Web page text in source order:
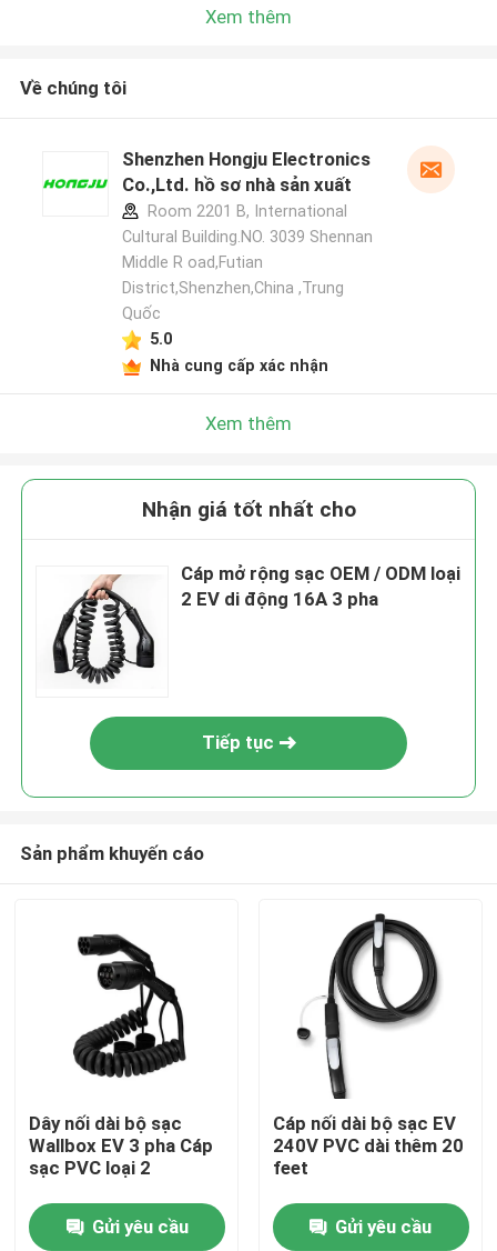
Nhà
Xem thêm
Về chúng tôi
Shenzhen Hongju Electronics
Co.,Ltd. hồ sơ nhà sản xuất
Room 2201 B, International
Cultural Building.NO. 3039 Shennan
Middle R oad,Futian
District,Shenzhen,China ,Trung
Quốc
5.0
Nhà cung cấp xác nhận
Xem thêm
Nhận giá tốt nhất cho
Cáp mở rộng sạc OEM / ODM loại
2 EV di động 16A 3 pha
Tiếp tục
Sản phẩm khuyến cáo
Dây nối dài bộ sạc
Wallbox EV 3 pha Cáp
sạc PVC loại 2
Gửi yêu cầu
Cáp nối dài bộ sạc EV
240V PVC dài thêm 20
feet
Gửi yêu cầu